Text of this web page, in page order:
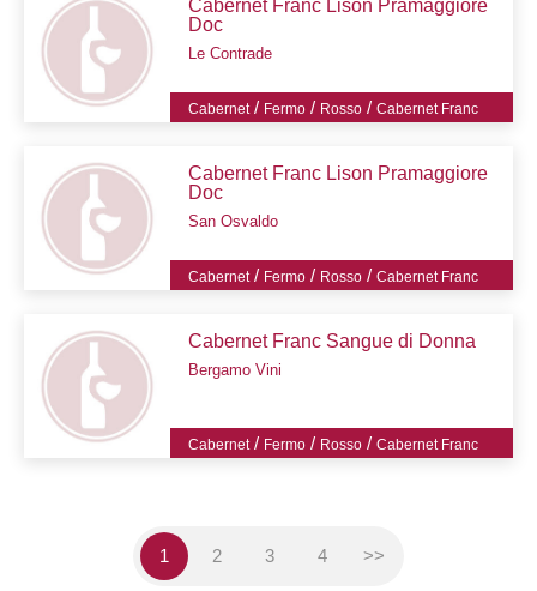
Cabernet Franc Lison Pramaggiore
Doc
Le Contrade
Cabernet/ Fermo / Rosso /Cabernet Franc
Cabernet Franc Lison Pramaggiore
Doc
San Osvaldo
Cabernet/ Fermo / Rosso /Cabernet Franc
Cabernet Franc Sangue di Donna
Bergamo Vini
Cabernet/ Fermo / Rosso /Cabernet Franc
1 2 3 4 >>